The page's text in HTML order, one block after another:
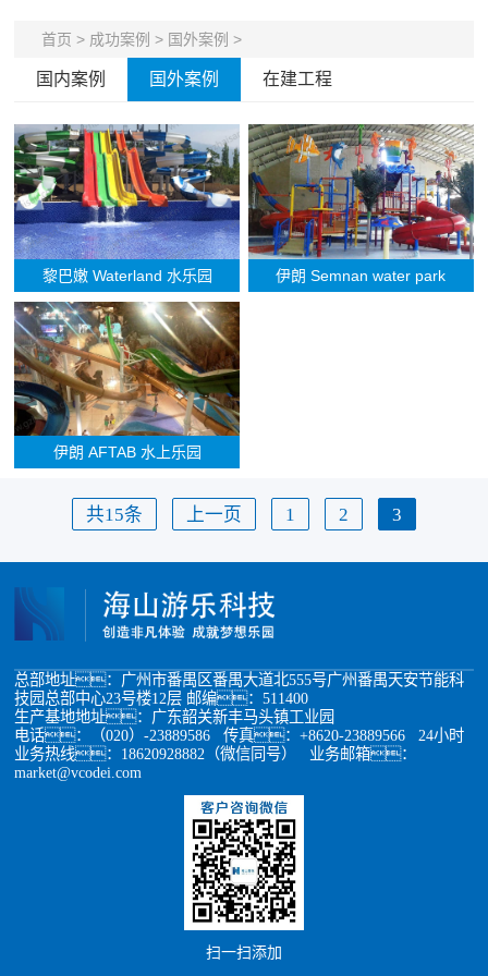
首页 > 成功案例 > 国外案例 >
国内案例 国外案例 在建工程
黎巴嫩 Waterland 水乐园 伊朗 Semnan water park
伊朗 AFTAB 水上乐园
共15条 上一页 1 2 3
总部地址：广州市番禺区番禺大道北555号广州番禺天安节能科
技园总部中心23号楼12层 邮编：511400
生产基地地址：广东韶关新丰马头镇工业园
电话：（020）-23889586 传真：+8620-23889566 24小时
业务热线：18620928882（微信同号） 业务邮箱：
market@vcodei.com
扫一扫添加